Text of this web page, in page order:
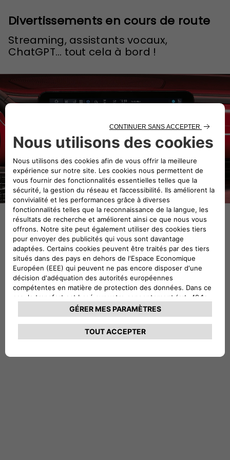
Divertissements en cours de route
Streaming, assistants vocaux,
ChatGPT… tout cela à bord !